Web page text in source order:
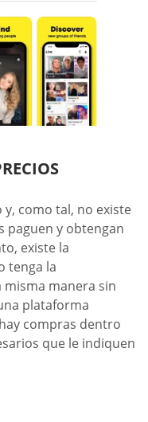
como tal, no existe
paguen y obtengan
existe la
tenga la
manera sin
plataforma
compras dentro
que le indiquen